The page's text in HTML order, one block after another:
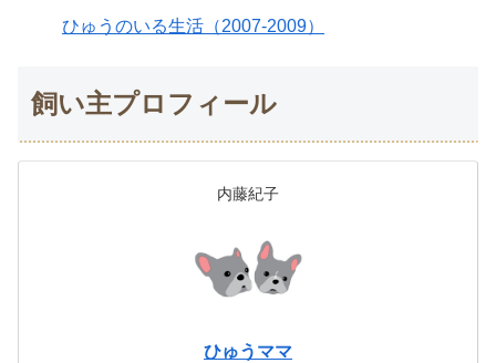
ひゅうのいる生活（2007-2009）
飼い主プロフィール
内藤紀子
ひゅうママ